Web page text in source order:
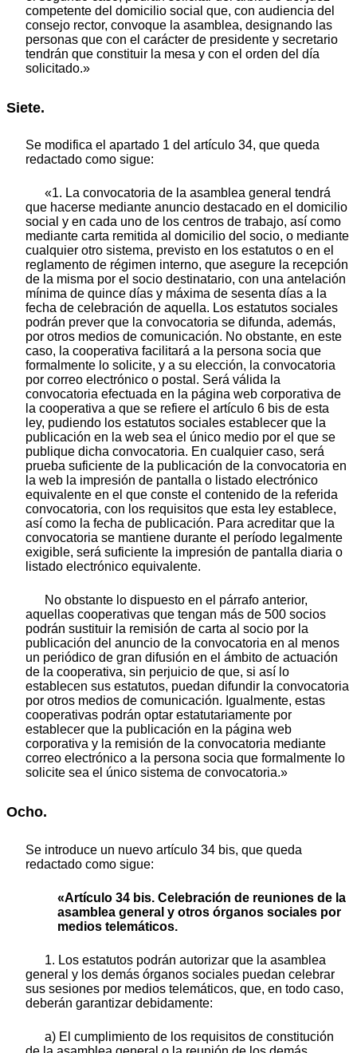
competente del domicilio social que, con audiencia del
consejo rector, convoque la asamblea, designando las
personas que con el carácter de presidente y secretario
tendrán que constituir la mesa y con el orden del día
solicitado.»
Siete.
Se modifica el apartado 1 del artículo 34, que queda
redactado como sigue:
«1. La convocatoria de la asamblea general tendrá
que hacerse mediante anuncio destacado en el domicilio
social y en cada uno de los centros de trabajo, así como
mediante carta remitida al domicilio del socio, o mediante
cualquier otro sistema, previsto en los estatutos o en el
reglamento de régimen interno, que asegure la recepción
de la misma por el socio destinatario, con una antelación
mínima de quince días y máxima de sesenta días a la
fecha de celebración de aquella. Los estatutos sociales
podrán prever que la convocatoria se difunda, además,
por otros medios de comunicación. No obstante, en este
caso, la cooperativa facilitará a la persona socia que
formalmente lo solicite, y a su elección, la convocatoria
por correo electrónico o postal. Será válida la
convocatoria efectuada en la página web corporativa de
la cooperativa a que se refiere el artículo 6 bis de esta
ley, pudiendo los estatutos sociales establecer que la
publicación en la web sea el único medio por el que se
publique dicha convocatoria. En cualquier caso, será
prueba suficiente de la publicación de la convocatoria en
la web la impresión de pantalla o listado electrónico
equivalente en el que conste el contenido de la referida
convocatoria, con los requisitos que esta ley establece,
así como la fecha de publicación. Para acreditar que la
convocatoria se mantiene durante el período legalmente
exigible, será suficiente la impresión de pantalla diaria o
listado electrónico equivalente.
No obstante lo dispuesto en el párrafo anterior,
aquellas cooperativas que tengan más de 500 socios
podrán sustituir la remisión de carta al socio por la
publicación del anuncio de la convocatoria en al menos
un periódico de gran difusión en el ámbito de actuación
de la cooperativa, sin perjuicio de que, si así lo
establecen sus estatutos, puedan difundir la convocatoria
por otros medios de comunicación. Igualmente, estas
cooperativas podrán optar estatutariamente por
establecer que la publicación en la página web
corporativa y la remisión de la convocatoria mediante
correo electrónico a la persona socia que formalmente lo
solicite sea el único sistema de convocatoria.»
Ocho.
Se introduce un nuevo artículo 34 bis, que queda
redactado como sigue:
«Artículo 34 bis. Celebración de reuniones de la
asamblea general y otros órganos sociales por
medios telemáticos.
1. Los estatutos podrán autorizar que la asamblea
general y los demás órganos sociales puedan celebrar
sus sesiones por medios telemáticos, que, en todo caso,
deberán garantizar debidamente:
a) El cumplimiento de los requisitos de constitución